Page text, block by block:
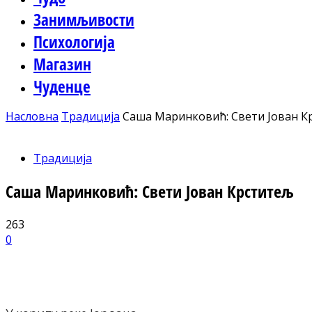
Занимљивости
Психологија
Магазин
Чуденце
Насловна Традиција Саша Маринковић: Свети Јован
Традиција
Саша Маринковић: Свети Јован Крститељ
263
0